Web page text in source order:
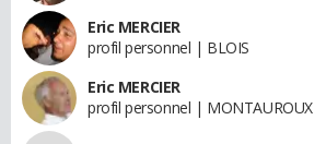
Eric MERCIER
profil personnel | BLOIS
Eric MERCIER
profil personnel | MONTAUROUX